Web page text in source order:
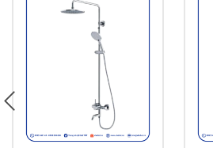
Hình ảnh quý khách đang
với thực tế do công nghệ chụp
Đơn giá trên chưa bao gồm
mãi.